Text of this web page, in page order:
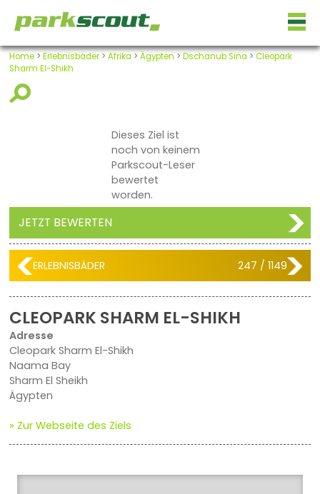
Home> Erlebnisbäder> Afrika > Ägypten > Dschanub Sina > Cleopark
Sharm El-Shikh
Dieses Ziel ist
noch von keinem
Parkscout-Leser
bewertet
worden.
JETZT BEWERTEN
ERLEBNISBÄDER 247 / 1149
CLEOPARK SHARM EL-SHIKH
Adresse
Cleopark Sharm El-Shikh
Naama Bay
Sharm El Sheikh
Ägypten
» Zur Webseite des Ziels